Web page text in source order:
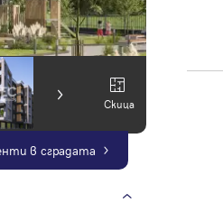
Скица
в сградата